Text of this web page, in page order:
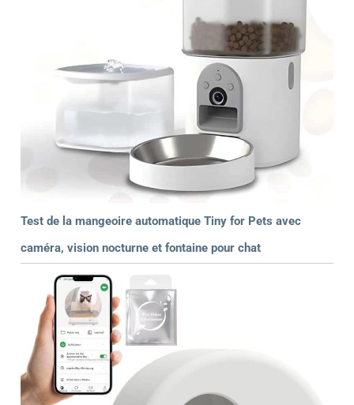
Test de la mangeoire automatique Tiny for Pets avec
caméra, vision nocturne et fontaine pour chat